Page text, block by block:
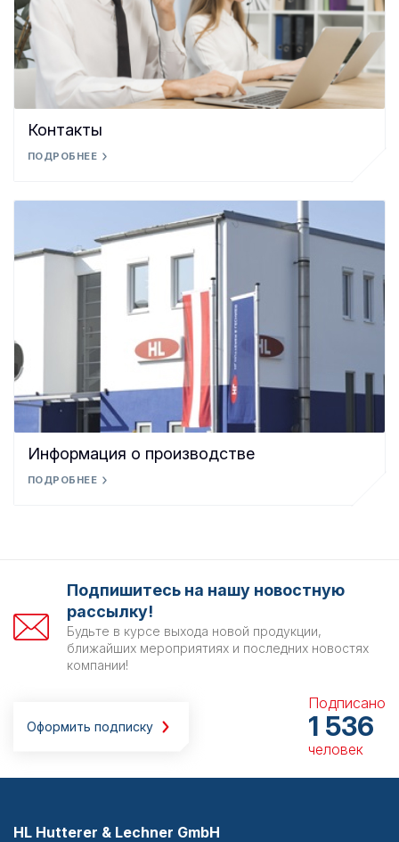
Контакты
ПОДРОБНЕЕ
Информация о производстве
ПОДРОБНЕЕ
Подпишитесь на нашу новостную
рассылку!
Будьте в курсе выхода новой продукции,
ближайших мероприятиях и последних новостях
компании!
Оформить подписку
Подписано
1 536
человек
HL Hutterer & Lechner GmbH